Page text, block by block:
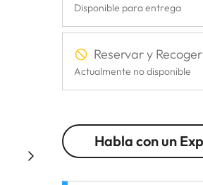
Disponible para entrega
Reservar y Recoger
Actualmente no disponible
Habla con un